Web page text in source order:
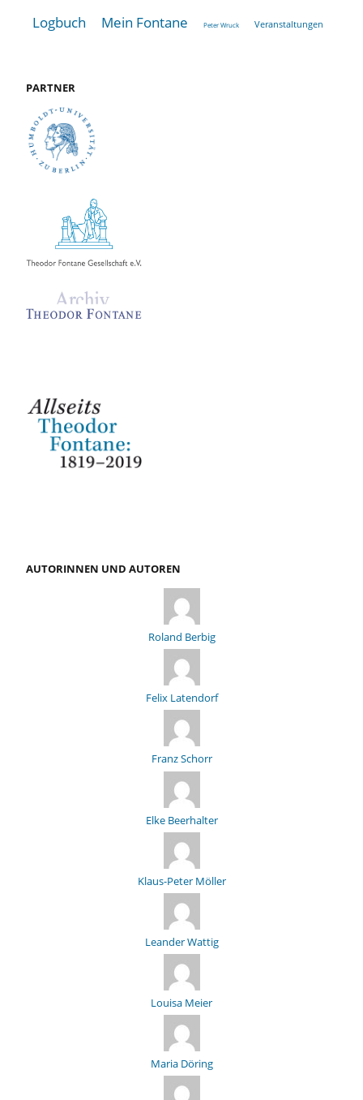
Logbuch Mein Fontane Peter Wruck Veranstaltungen
PARTNER
AUTORINNEN UND AUTOREN
Roland Berbig
Felix Latendorf
Franz Schorr
Elke Beerhalter
Klaus-Peter Möller
Leander Wattig
Louisa Meier
Maria Döring